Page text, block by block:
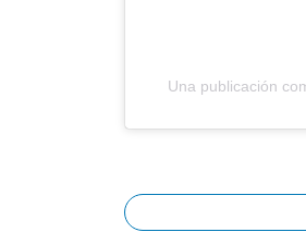
Una publicación